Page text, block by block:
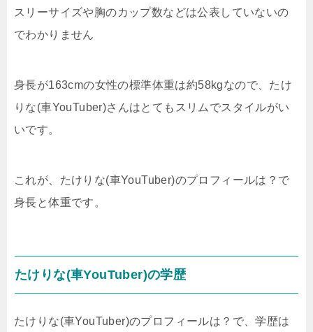
スリーサイズや胸のカップ数などは公表していないの
でわかりません
身長が163cmの女性の標準体重は約58kgなので、たけ
りな(車YouTuber)さんはとてもスリムでスタイルがい
いです。
これが、たけりな(車YouTuber)のプロフィールは？で
身長と体重です。
たけりな(車YouTuber)の学歴
たけりな(車YouTuber)のプロフィールは？で、学歴は